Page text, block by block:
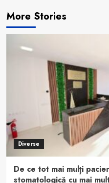
More Stories
Diverse
De ce tot mai mulți
stomatologică cu mai